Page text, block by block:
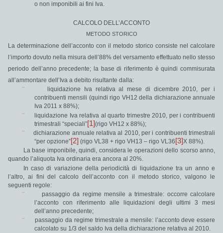
o non imponibili ai fini Iva.
CALCOLO DELL’ACCONTO
METODO STORICO
La determinazione dell’acconto con il metodo storico consiste nel calcolare
l’importo dovuto nella misura dell’88% del versamento effettuato nello stesso
periodo dell’anno precedente; la base di riferimento è quindicommisurata
all’ammontare dell ’Iva a debito risultante dalla:
¨
liquidazione Ivarelativa almese di dicembre 2010, per i
contribuenti mensili (quindi rigo VH12 della dichiarazione annuale
Iva 2011 x 88%);
¨
liquidazione Iva relativa alquarto trimestre 2010 , per i contribuenti
trimestrali “speciali”[1](rigo VH12 x 88%);
¨
dichiarazione annuale relativa al 2010, per i contribuenti trimestrali
“per opzione”[2] (rigo VL38 + rigo VH13 – rigo VL36 [3]X 88%).
La base imponibile, quindi, considera le operazioni dello scorso anno,
quando l’aliquota Iva ordinaria era ancora al 20%.
In caso di variazione della periodicità di liquidazione tra un anno e
l’altro, ai fini del calcolo dell’acconto con il metodo storico, valgono le
seguenti regole:
¨
passaggio da regime mensile a trimestrale: occorre calcolare
l’acconto con riferimento alle liquidazioni degli ultimi 3 mesi
dell’anno precedente;
¨
passaggioda regime trimestrale a mensile: l’acconto deve essere
calcolato su 1/3 del saldo Iva della dichiarazione relativa al 2010.